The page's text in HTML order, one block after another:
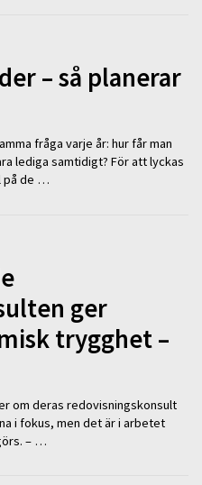
– så planerar
fråga varje år: hur får man
lediga samtidigt? För att lyckas
på de …
ger
trygghet –
om deras redovisningskonsult
i fokus, men det är i arbetet
– …